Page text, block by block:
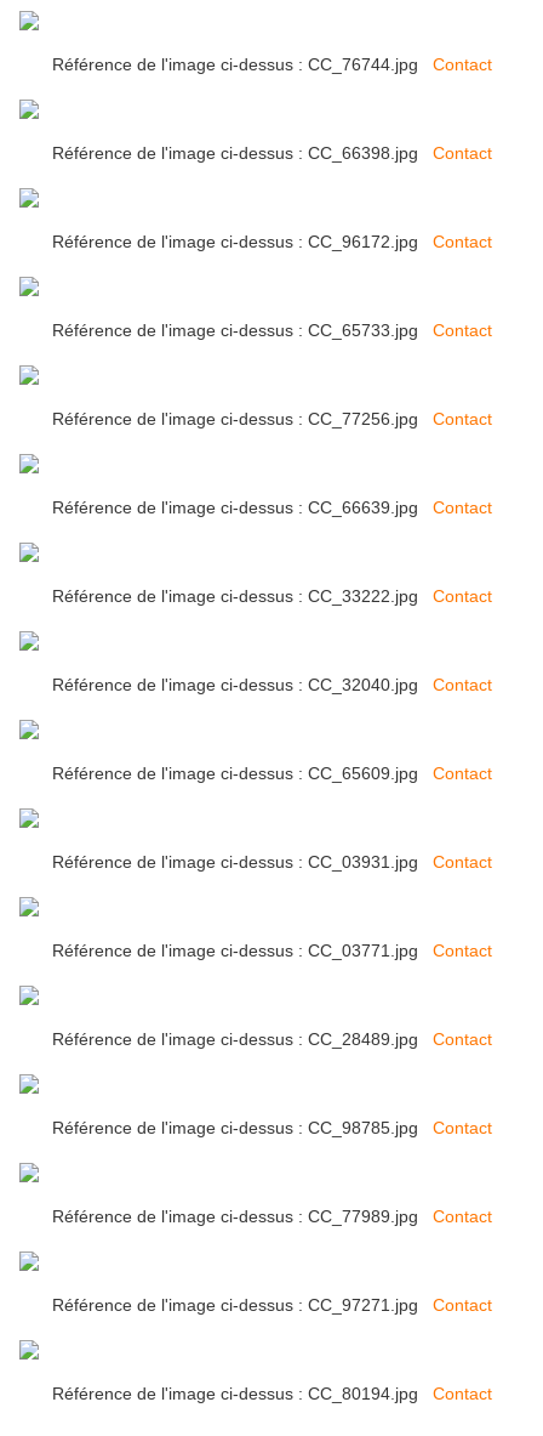
Référence de l'image ci-dessus : CC_76744.jpg Contact
Référence de l'image ci-dessus : CC_66398.jpg Contact
Référence de l'image ci-dessus : CC_96172.jpg Contact
Référence de l'image ci-dessus : CC_65733.jpg Contact
Référence de l'image ci-dessus : CC_77256.jpg Contact
Référence de l'image ci-dessus : CC_66639.jpg Contact
Référence de l'image ci-dessus : CC_33222.jpg Contact
Référence de l'image ci-dessus : CC_32040.jpg Contact
Référence de l'image ci-dessus : CC_65609.jpg Contact
Référence de l'image ci-dessus : CC_03931.jpg Contact
Référence de l'image ci-dessus : CC_03771.jpg Contact
Référence de l'image ci-dessus : CC_28489.jpg Contact
Référence de l'image ci-dessus : CC_98785.jpg Contact
Référence de l'image ci-dessus : CC_77989.jpg Contact
Référence de l'image ci-dessus : CC_97271.jpg Contact
Référence de l'image ci-dessus : CC_80194.jpg Contact